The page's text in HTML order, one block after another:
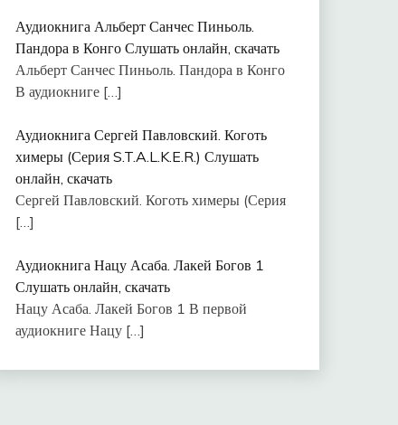
Аудиокнига Альберт Санчес Пиньоль.
Пандора в Конго Слушать онлайн, скачать
Альберт Санчес Пиньоль. Пандора в Конго
В аудиокниге […]
Аудиокнига Сергей Павловский. Коготь
химеры (Серия S.T.A.L.K.E.R.) Слушать
онлайн, скачать
Сергей Павловский. Коготь химеры (Серия
[…]
Аудиокнига Нацу Асаба. Лакей Богов 1
Слушать онлайн, скачать
Нацу Асаба. Лакей Богов 1 В первой
аудиокниге Нацу […]